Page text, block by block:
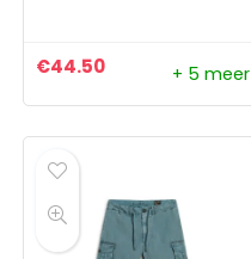
€44.50 + 5 meer